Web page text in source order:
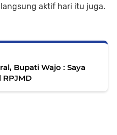
aktif hari itu juga.
Bupati Wajo : Saya
RPJMD